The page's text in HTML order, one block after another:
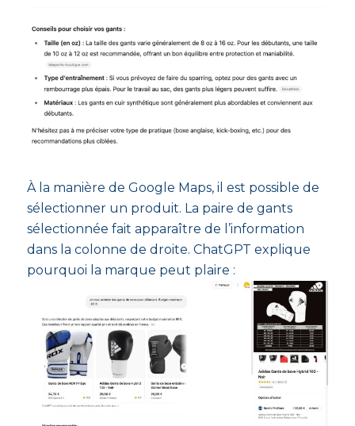
À la manière de Google Maps, il est possible de
sélectionner un produit. La paire de gants
sélectionnée fait apparaître de l’information
dans la colonne de droite. ChatGPT explique
pourquoi la marque peut plaire :